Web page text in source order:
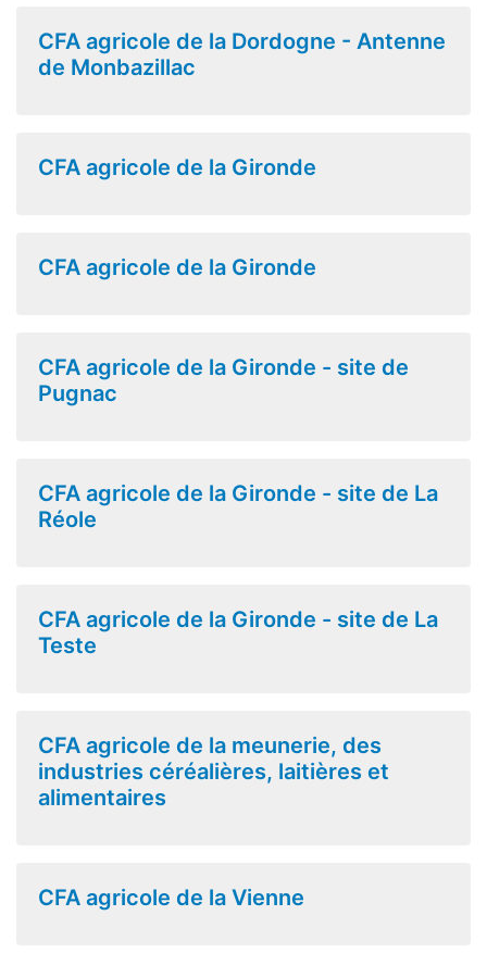
CFA agricole de la Dordogne - Antenne
de Monbazillac
CFA agricole de la Gironde
CFA agricole de la Gironde
CFA agricole de la Gironde - site de
Pugnac
CFA agricole de la Gironde - site de La
Réole
CFA agricole de la Gironde - site de La
Teste
CFA agricole de la meunerie, des
industries céréalières, laitières et
alimentaires
CFA agricole de la Vienne